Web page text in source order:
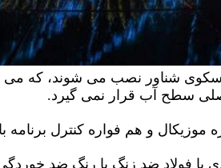
سطح آب قرار نمی گیرد.
موزیکال و هم فواره کنترل برنامه